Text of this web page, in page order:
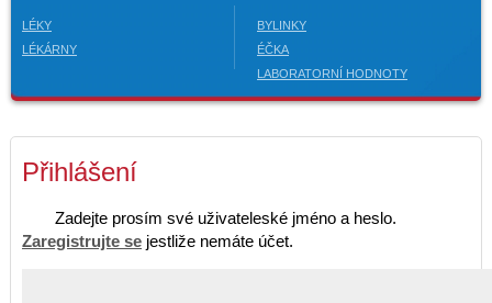
LÉKY
LÉKÁRNY
BYLINKY
ÉČKA
LABORATORNÍ HODNOTY
Přihlášení
Zadejte prosím své uživateleské jméno a heslo.
Zaregistrujte se jestliže nemáte účet.